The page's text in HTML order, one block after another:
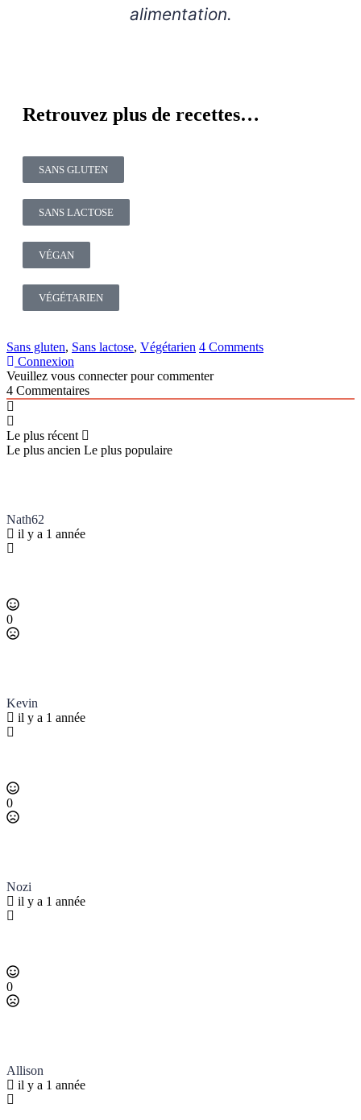
alimentation.
Retrouvez plus de recettes…
SANS GLUTEN
SANS LACTOSE
VÉGAN
VÉGÉTARIEN
Sans gluten, Sans lactose, Végétarien 4 Comments
Connexion
Veuillez vous connecter pour commenter
4 Commentaires
Le plus récent
Le plus ancien Le plus populaire
Nath62
il y a 1 année
0
Kevin
il y a 1 année
0
Nozi
il y a 1 année
0
Allison
il y a 1 année